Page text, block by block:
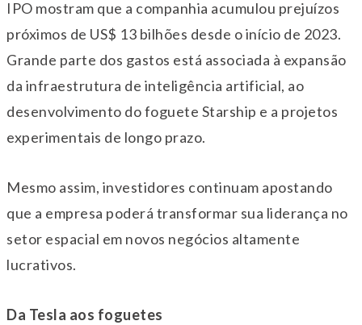
IPO mostram que a companhia acumulou prejuízos
próximos de US$ 13 bilhões desde o início de 2023.
Grande parte dos gastos está associada à expansão
da infraestrutura de inteligência artificial, ao
desenvolvimento do foguete Starship e a projetos
experimentais de longo prazo.
Mesmo assim, investidores continuam apostando
que a empresa poderá transformar sua liderança no
setor espacial em novos negócios altamente
lucrativos.
Da Tesla aos foguetes